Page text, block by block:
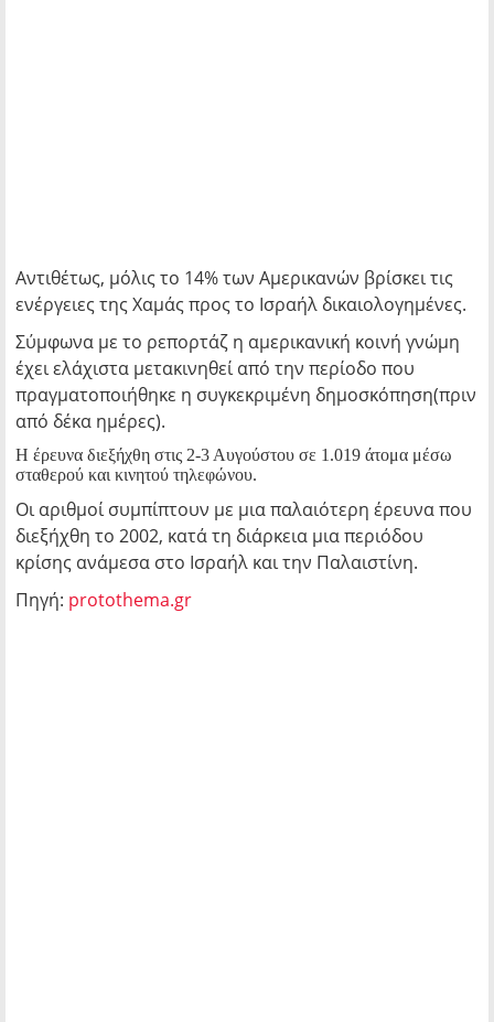
Αντιθέτως, μόλις το 14% των Αμερικανών βρίσκει τις
ενέργειες της Χαμάς προς το Ισραήλ δικαιολογημένες.
Σύμφωνα με το ρεπορτάζ η αμερικανική κοινή γνώμη
έχει ελάχιστα μετακινηθεί από την περίοδο που
πραγματοποιήθηκε η συγκεκριμένη δημοσκόπηση(πριν
από δέκα ημέρες).
Η έρευνα διεξήχθη στις 2-3 Αυγούστου σε 1.019 άτομα μέσω
σταθερού και κινητού τηλεφώνου.
Οι αριθμοί συμπίπτουν με μια παλαιότερη έρευνα που
διεξήχθη το 2002, κατά τη διάρκεια μια περιόδου
κρίσης ανάμεσα στο Ισραήλ και την Παλαιστίνη.
Πηγή: protothema.gr